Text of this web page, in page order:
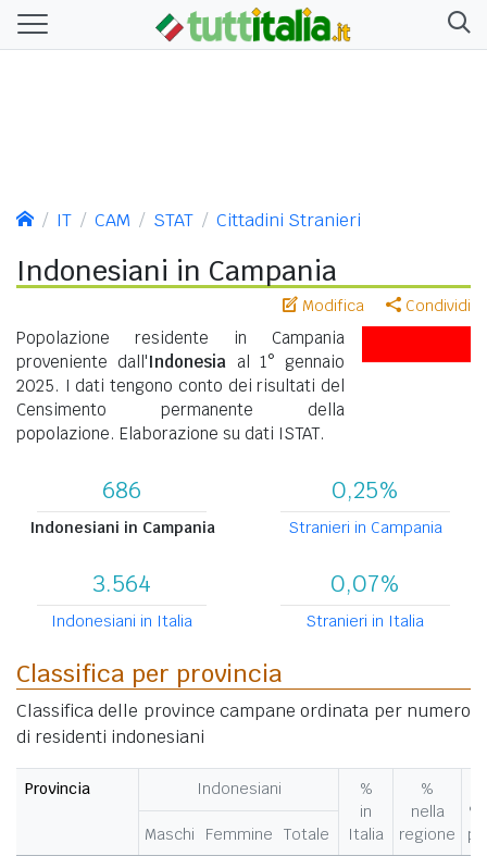
IT CAM STAT Cittadini Stranieri
Indonesiani in Campania
Modifica Condividi
Popolazione residente in Campania
proveniente dall'Indonesia al 1° gennaio
2025. I dati tengono conto dei risultati del
Censimento permanente della
popolazione. Elaborazione su dati ISTAT.
686
Indonesiani in Campania
0,25%
Stranieri in Campania
3.564
Indonesiani in Italia
0,07%
Stranieri in Italia
Classifica per provincia
Classifica delle province campane ordinata per numero
di residenti indonesiani
Provincia Indonesiani
%
in
Italia
%
nella
regione
%
Maschi Femmine Totale